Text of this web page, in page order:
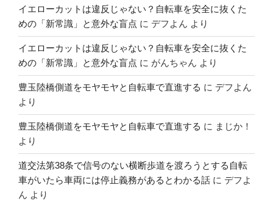
イエローカットは違反じゃない？自転車を安全に抜くた
めの「新常識」と意外な盲点 に デフよん より
イエローカットは違反じゃない？自転車を安全に抜くた
めの「新常識」と意外な盲点 に がんちゃん より
豊玉陸橋側道をモヤモヤと自転車で直進する に デフよん
より
豊玉陸橋側道をモヤモヤと自転車で直進する に まじか！
より
道交法第38条で信号のない横断歩道を渡ろうとする自転
車がいたら車両には停止義務があるとわかる話 に デフよ
ん より